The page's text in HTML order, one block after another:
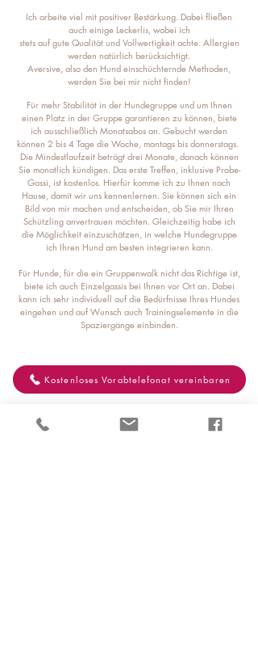
Ich arbeite viel mit positiver Bestärkung. Dabei fließen
auch einige Leckerlis, wobei ich
stets aufgute Qualität und Vollwertigkeit achte. Allergien
werden natürlich berücksichtigt.
Aversive, also den Hund einschüchternde Methoden,
werden Sie bei mir nicht finden!
Für mehr Stabilität in der Hundegruppe und um Ihnen
einen Platz in der Gruppe garantieren zu können, biete
ich ausschließlich Monatsabos an. Gebucht werden
können 2 bis 4 Tage die Woche, montags bis donnerstags.
Die Mindestlaufzeit beträgt drei Monate, danach können
Sie monatlich kündigen. Das erste Treffen, inklusive Probe-
Gassi, ist kostenlos. Hierfür komme ich zu Ihnen nach
Hause, damit wir uns kennenlernen. Sie können sich ein
Bild von mir machen und entscheiden, ob Sie mir Ihren
Schützling anvertrauen möchten. Gleichzeitig habe ich
die Möglichkeit einzuschätzen, in welche Hundegruppe
ich Ihren Hund am besten integrieren kann.
Für Hunde, für die ein Gruppenwalk nicht das Richtige ist,
biete ich auch Einzelgassis bei Ihnen vor Ort an. Dabei
kann ich sehr individuell auf die Bedürfnisse Ihres Hundes
eingehen und auf Wunsch auch Trainingselemente in die
Spaziergänge einbinden.
Kostenloses Vorabtelefonat vereinbaren